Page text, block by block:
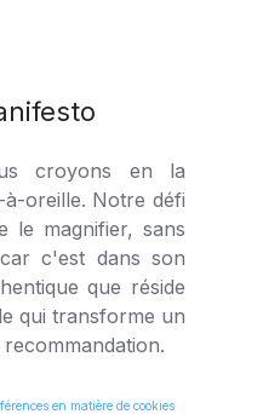
croyons en la
oreille. Notre défi
le magnifier, sans
c'est dans son
que réside
qui transforme un
en matière de cookies